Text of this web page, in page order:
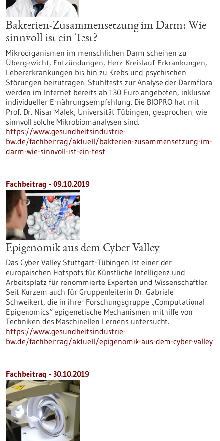
Bakterien-Zusammensetzung im Darm: Wie
sinnvoll ist ein Test?
Mikroorganismen im menschlichen Darm scheinen zu
Übergewicht, Entzündungen, Herz-Kreislauf-Erkrankungen,
Lebererkrankungen bis hin zu Krebs und psychischen
Störungen beizutragen. Stuhltests zur Analyse der Darmflora
werden im Internet bereits ab 130 Euro angeboten, inklusive
individueller Ernährungsempfehlung. Die BIOPRO hat mit
Prof. Dr. Nisar Malek, Universität Tübingen, gesprochen, wie
sinnvoll solche Mikrobiomanalysen sind.
https://www.gesundheitsindustrie-
bw.de/fachbeitrag/aktuell/bakterien-zusammensetzung-im-
darm-wie-sinnvoll-ist-ein-test
Fachbeitrag - 09.10.2019
Epigenomik aus dem Cyber Valley
Das Cyber Valley Stuttgart-Tübingen ist einer der
europäischen Hotspots für Künstliche Intelligenz und
Arbeitsplatz für renommierte Experten und Wissenschaftler.
Seit Kurzem auch für Gruppenleiterin Dr. Gabriele
Schweikert, die in ihrer Forschungsgruppe „Computational
Epigenomics“ epigenetische Mechanismen mithilfe von
Techniken des Maschinellen Lernens untersucht.
https://www.gesundheitsindustrie-
bw.de/fachbeitrag/aktuell/epigenomik-aus-dem-cyber-valley
Fachbeitrag - 30.10.2019